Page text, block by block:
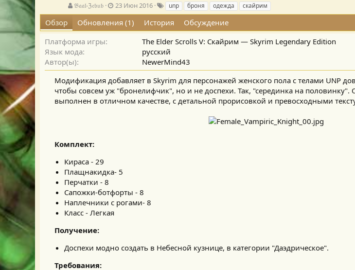
А
в
о
р
𝔅𝔞𝔞𝔩-ℨ𝔢𝔟𝔲𝔟
Д
а
т
а
н
и
я
23 Июн 2016
е
г
и
unp броня одежда скайрим
Обзор Обновления (1) История
Обсуждение
Платформа игры
The Elder Scrolls V: Скайрим — Skyrim Legendary Edition
Язык мода
русский
Автор(ы)
NewerMind43
Модификация добавляет в Skyrim для персонажей женского пола с телами UNP
чтобы совсем уж "бронелифчик", но и не доспехи. Так, "серединка на половинку".
выполнен в отличном качестве, с детальной прорисовкой и превосходными
Комплект:
Кираса - 29
Плащнакидка- 5
Перчатки - 8
Сапожки-ботфорты - 8
Наплечники с рогами- 8
Класс - Легкая
Получение:
Доспехи модно создать в Небесной кузнице, в категории "Даэдрическое".
Требования: